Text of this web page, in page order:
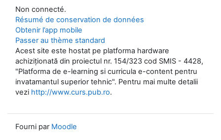
Non connecté.
Résumé de conservation de données
Obtenir l’app mobile
Passer au thème standard
Acest site este hostat pe platforma hardware
achiziționată din proiectul nr. 154/323 cod SMIS - 4428,
"Platforma de e-learning si curricula e-content pentru
invatamantul superior tehnic". Pentru mai multe detalii
vezi http://www.curs.pub.ro.
Fourni par Moodle